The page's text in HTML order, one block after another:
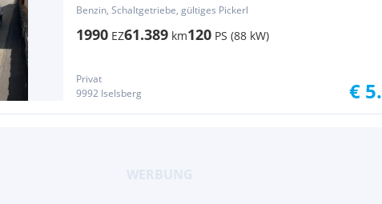
Cosworth
Benzin, Schaltgetriebe, gültiges Pickerl
1990 EZ61.389 km120 PS (88 kW)
Privat
9992 Iselsberg
€